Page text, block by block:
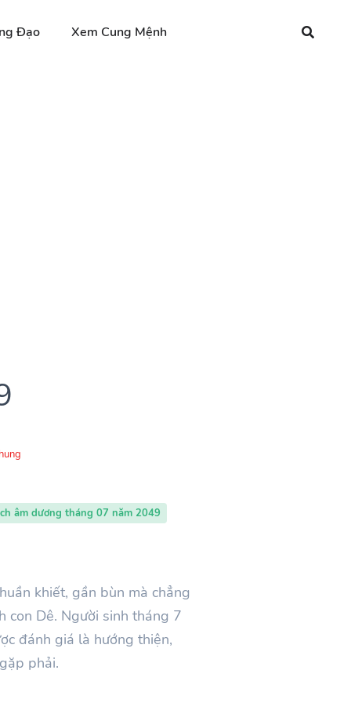
Đạo Xem Cung Mệnh
âm dương tháng 07 năm 2049
khiết, gần bùn mà chẳng
con Dê. Người sinh tháng 7
đánh giá là hướng thiện,
phải.